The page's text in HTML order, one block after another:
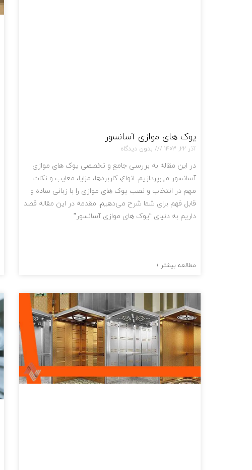
یوک های موازی آسانسور
آذر 22, 1403 بدون دیدگاه
در این مقاله به بررسی جامع و تخصصی یوک های موازی
آسانسور می‌پردازیم. انواع، کاربردها، مزایا، معایب و نکات
مهم در انتخاب و نصب یوک های موازی را با زبانی ساده و
قابل فهم برای شما شرح می‌دهیم. مقدمه در این مقاله قصد
داریم به دنیای “یوک های موازی آسانسور”
مطالعه بیشتر »